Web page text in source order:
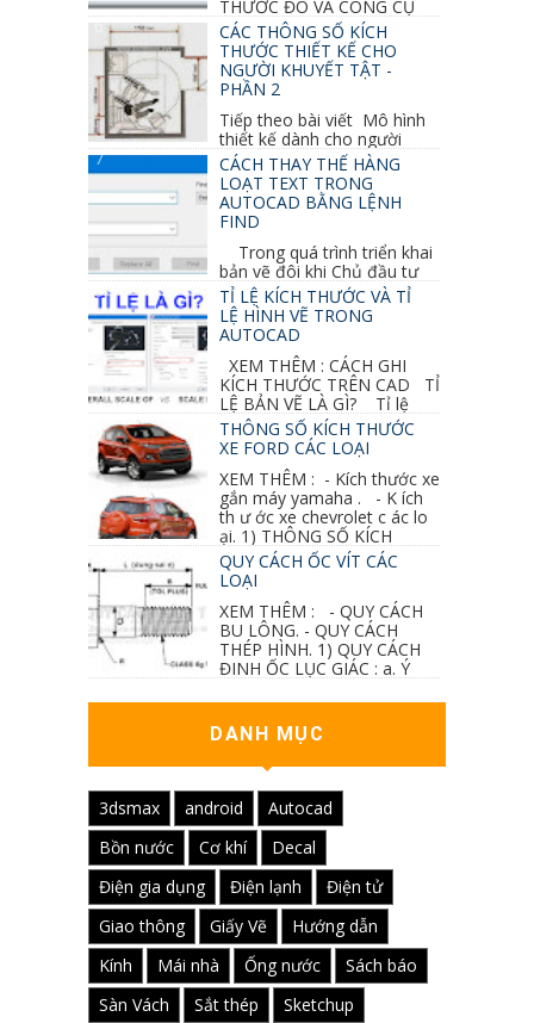
THƯỚC ĐO VÀ CÔNG CỤ
GHI CHỮ 2D, 3D TRONG SKETCHUP Ở bài
học trước ta đã...
CÁC THÔNG SỐ KÍCH
THƯỚC THIẾT KẾ CHO
NGƯỜI KHUYẾT TẬT -
PHẦN 2
Tiếp theo bài viết Mô hình
thiết kế dành cho người
khuyết tật ở phần 1 chúng ta cùng tìm hiểu
thêm các vấn đề và...
CÁCH THAY THẾ HÀNG
LOẠT TEXT TRONG
AUTOCAD BẰNG LỆNH
FIND
Trong quá trình triển khai
bản vẽ đôi khi Chủ đầu tư
thay đổi thiết kế hoặc do bản vẽ mình ghi chú
sai mục nào đó...
TỈ LỆ KÍCH THƯỚC VÀ TỈ
LỆ HÌNH VẼ TRONG
AUTOCAD
XEM THÊM : CÁCH GHI
KÍCH THƯỚC TRÊN CAD TỈ
LỆ BẢN VẼ LÀ GÌ? Tỉ lệ
của hình vẽ trong bản vẽ thiết kế kiến trúc...
THÔNG SỐ KÍCH THƯỚC
XE FORD CÁC LOẠI
XEM THÊM : - Kích thước xe
gắn máy yamaha . - K ích
th ư ớc xe chevrolet c ác lo
ại. 1) THÔNG SỐ KÍCH
QUY CÁCH ỐC VÍT CÁC
LOẠI
XEM THÊM : - QUY CÁCH
BU LÔNG. - QUY CÁCH
THÉP HÌNH. 1) QUY CÁCH
ĐINH ỐC LỤC GIÁC : a. Ý
DANH MỤC
3dsmax android
Autocad
Bồn nước
Cơ khí
Decal
Điện gia dụng
Điện lạnh
Điện tử
Giao thông
Giấy Vẽ
Hướng dẫn
Kính
Mái nhà Ống nước
Sách báo
Sàn Vách
Sắt thép
Sketchup